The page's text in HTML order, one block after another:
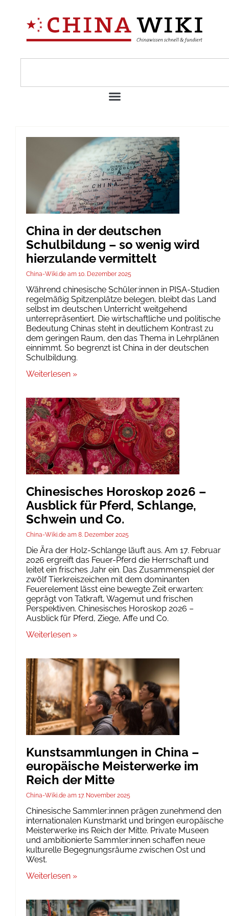
China in der deutschen
Schulbildung – so wenig wird
hierzulande vermittelt
China-Wiki.de 10. Dezember 2025
Während chinesische Schüler:innen in PISA-Studien
regelmäßig Spitzenplätze belegen, bleibt das Land
selbst im deutschen Unterricht weitgehend
unterrepräsentiert. Die wirtschaftliche und politische
Bedeutung Chinas steht in deutlichem Kontrast zu
dem geringen Raum, den das Thema in Lehrplänen
einnimmt. So begrenzt ist China in der deutschen
Schulbildung.
Weiterlesen »
Chinesisches Horoskop 2026 –
Ausblick für Pferd, Schlange,
Schwein und Co.
China-Wiki.de 8. Dezember 2025
Die Ära der Holz-Schlange läuft aus. Am 17. Februar
2026 ergreift das Feuer-Pferd die Herrschaft und
leitet ein frisches Jahr ein. Das Zusammenspiel der
zwölf Tierkreiszeichen mit dem dominanten
Feuerelement lässt eine bewegte Zeit erwarten:
geprägt von Tatkraft, Wagemut und frischen
Perspektiven. Chinesisches Horoskop 2026 –
Ausblick für Pferd, Ziege, Affe und Co.
Weiterlesen »
Kunstsammlungen in China –
europäische Meisterwerke im
Reich der Mitte
China-Wiki.de 17. November 2025
Chinesische Sammler:innen prägen zunehmend den
internationalen Kunstmarkt und bringen europäische
Meisterwerke ins Reich der Mitte. Private Museen
und ambitionierte Sammler:innen schaffen neue
kulturelle Begegnungsräume zwischen Ost und
West.
Weiterlesen »